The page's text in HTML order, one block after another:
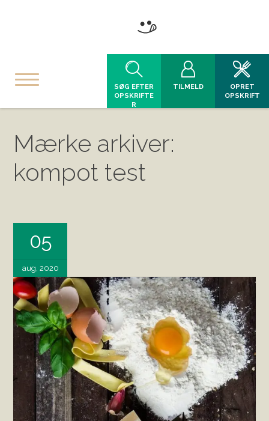
SØG EFTER
OPSKRIFTE
R
TILMELD
OPRET
OPSKRIFT
Mærke arkiver:
kompot test
05
aug, 2020